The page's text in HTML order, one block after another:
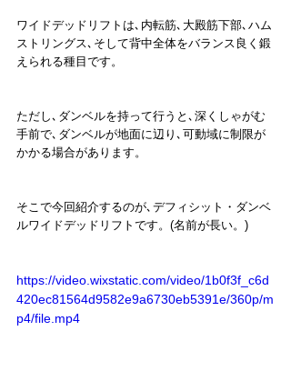
ワイドデッドリフトは､内転筋､大殿筋下部､ハム
ストリングス､そして背中全体をバランス良く鍛
えられる種目です。
ただし､ダンベルを持って行うと､深くしゃがむ
手前で､ダンベルが地面に辺り､可動域に制限が
かかる場合があります。
そこで今回紹介するのが､デフィシット・ダンベ
ルワイドデッドリフトです。(名前が長い。)
https://video.wixstatic.com/video/1b0f3f_c6d
420ec81564d9582e9a6730eb5391e/360p/m
p4/file.mp4